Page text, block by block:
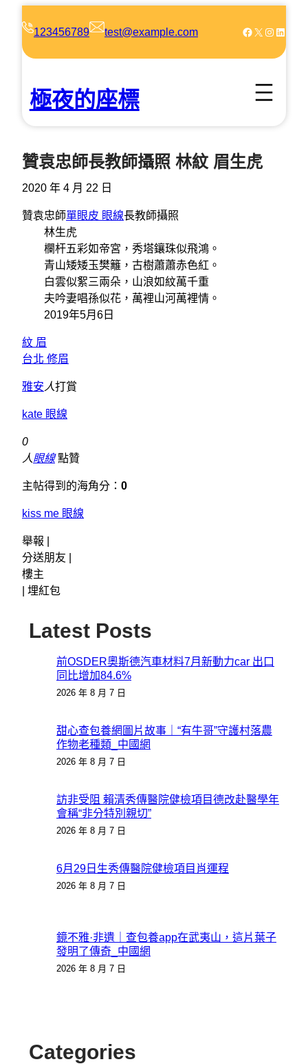
123456789 test@example.com Facebook X Instagram LinkedIn
極夜的座標
贊袁忠師長教師攝照 林紋 眉生虎
2020 年 4 月 22 日
贊袁忠師單眼皮 眼線長教師攝照
林生虎
欄杆五彩如帝宮，秀塔鑲珠似飛鴻。
青山矮矮玉樊籬，古樹蕭蕭赤色紅。
白雲似絮三兩朵，山浪如紋萬千重
夫吟妻唱孫似花，萬裡山河萬裡情。
2019年5月6日
紋 眉
台北 修眉
雅安 人打賞
kate 眼線
0
人眼線點贊
主帖得到的海角分： 0
kiss me 眼線
舉報 |
分送朋友 |
樓主
埋紅包
Latest Posts
前OSDER奧斯德汽車材料7月新動力car 出口
同比增加84.6%
2026 年 8 月 7 日
甜心查包養網圖片故事｜“有牛哥”守護村落農
作物老種類_中國網
2026 年 8 月 7 日
訪非受阻 賴清秀傳醫院健檢項目德改赴醫學年
會稱“非分特別親切”
2026 年 8 月 7 日
6月29日生秀傳醫院健檢項目肖運程
2026 年 8 月 7 日
鏡不雅·非遺｜查包養app在武夷山，這片葉子
發明了傳奇_中國網
2026 年 8 月 7 日
Categories